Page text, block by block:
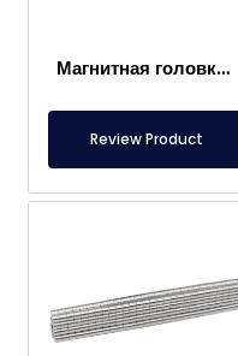
Магнитная головка мешочного фильтра
Review Product